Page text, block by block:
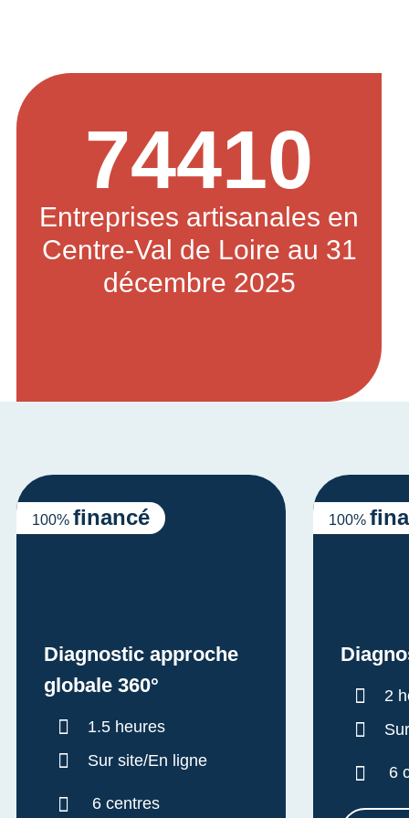
74410
Entreprises artisanales en
Centre-Val de Loire au 31
décembre 2025
Diagnostic approche
globale 360°
Durée :
1.5 heures
Sur site/En ligne
6 centres
100% financé
2
6
100%